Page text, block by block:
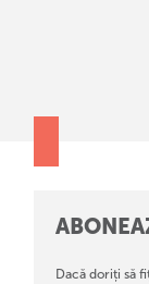
Dacă doriți să